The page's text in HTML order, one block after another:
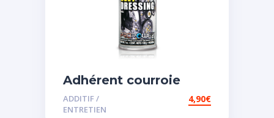
Adhérent courroie
ADDITIF /
ENTRETIEN
4,90€